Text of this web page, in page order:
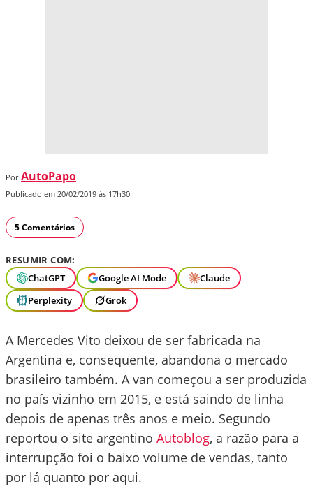
Por AutoPapo
Publicado em 20/02/2019 às 17h30
5 Comentários
RESUMIR COM:
ChatGPT
Google AI Mode
Claude
Perplexity
Grok
A Mercedes Vito deixou de ser fabricada na
Argentina e, consequente, abandona o mercado
brasileiro também. A van começou a ser produzida
no país vizinho em 2015, e está saindo de linha
depois de apenas três anos e meio. Segundo
reportou o site argentino Autoblog, a razão para a
interrupção foi o baixo volume de vendas, tanto
por lá quanto por aqui.